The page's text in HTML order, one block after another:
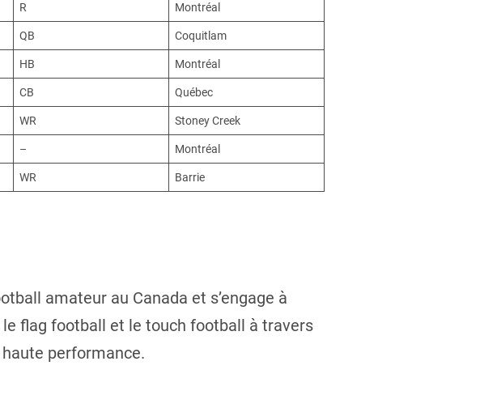
R Montréal
QB Coquitlam
HB Montréal
CB Québec
WR Stoney Creek
– Montréal
WR Barrie
amateur au Canada et s’engage à
flag football et le touch football à travers
performance.